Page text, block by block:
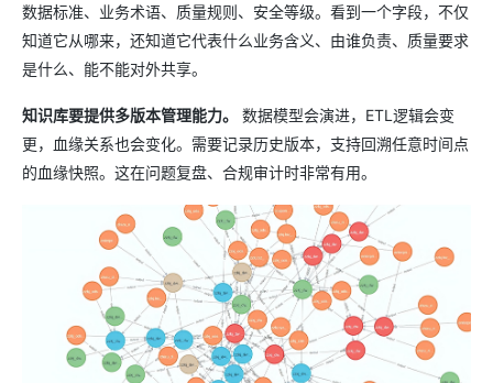
数据标准、业务术语、质量规则、安全等级。看到一个字段，不仅
知道它从哪来，还知道它代表什么业务含义、由谁负责、质量要求
是什么、能不能对外共享。
知识库要提供多版本管理能力。
数据模型会演进，ETL逻辑会变
更，血缘关系也会变化。需要记录历史版本，支持回溯任意时间点
的血缘快照。这在问题复盘、合规审计时非常有用。